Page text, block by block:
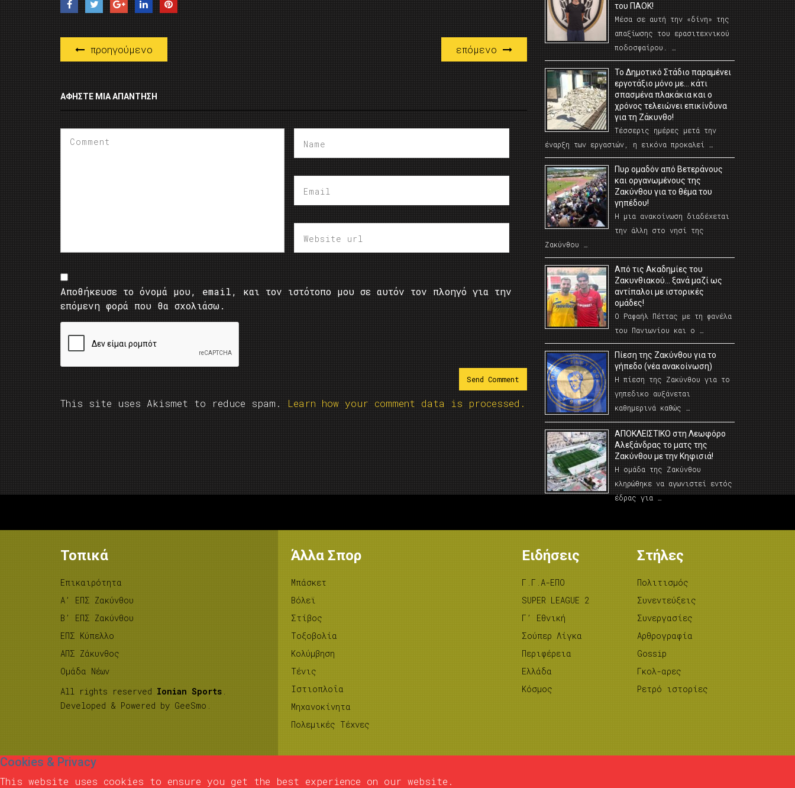
προηγούμενο επόμενο
ΑΦΉΣΤΕ ΜΙΑ ΑΠΆΝΤΗΣΗ
Αποθήκευσε το όνομά μου, email, και τον ιστότοπο μου σε αυτόν τον πλοηγό για την
επόμενη φορά που θα σχολιάσω.
This site uses Akismet to reduce spam. Learn how your comment data is processed.
του ΠΑΟΚ!
Μέσα σε αυτή την «δίνη» της
απαξίωσης του ερασιτεχνικού
ποδοσφαίρου. …
Το Δημοτικό Στάδιο παραμένει
εργοτάξιο μόνο με… κάτι
σπασμένα πλακάκια και ο
χρόνος τελειώνει επικίνδυνα
για τη Ζάκυνθο!
Τέσσερις ημέρες μετά την
έναρξη των εργασιών, η εικόνα προκαλεί …
Πυρ ομαδόν από Βετεράνους
και οργανωμένους της
Ζακύνθου για το θέμα του
γηπέδου!
Η μια ανακοίνωση διαδέχεται
την άλλη στο νησί της
Ζακύνθου …
Από τις Ακαδημίες του
Ζακυνθιακού… ξανά μαζί ως
αντίπαλοι με ιστορικές
ομάδες!
Ο Ραφαήλ Πέττας με τη φανέλα
του Πανιωνίου και ο …
Πίεση της Ζακύνθου για το
γήπεδο (νέα ανακοίνωση)
Η πίεση της Ζακύνθου για το
γηπεδικο αυξάνεται
καθημερινά καθώς …
AΠΟΚΛΕΙΣΤΙΚΟ στη Λεωφόρο
Αλεξάνδρας το ματς της
Ζακύνθου με την Κηφισιά!
Η ομάδα της Ζακύνθου
κληρώθηκε να αγωνιστεί εντός
έδρας για …
Τοπικά
Επικαιρότητα
A’ ΕΠΣ Ζακύνθου
B’ ΕΠΣ Ζακύνθου
ΕΠΣ Κύπελλο
ΑΠΣ Ζάκυνθος
Ομάδα Νέων
All rights reserved Ionian Sports .
Developed & Powered by GeeSmo .
Άλλα Σπορ
Μπάσκετ
Βόλεϊ
Στίβος
Tοξοβολία
Κολύμβηση
Τένις
Ιστιοπλοΐα
Μηχανοκίνητα
Πολεμικές Τέχνες
Ειδήσεις
Γ.Γ.Α-ΕΠΟ
SUPER LEAGUE 2
Γ’ Εθνική
Σούπερ Λίγκα
Περιφέρεια
Ελλάδα
Κόσμος
Στήλες
Πολιτισμός
Συνεντεύξεις
Συνεργασίες
Αρθρογραφία
Gossip
Γκολ-αρες
Ρετρό ιστορίες
Cookies & Privacy
This website uses cookies to ensure you get the best experience on our website.